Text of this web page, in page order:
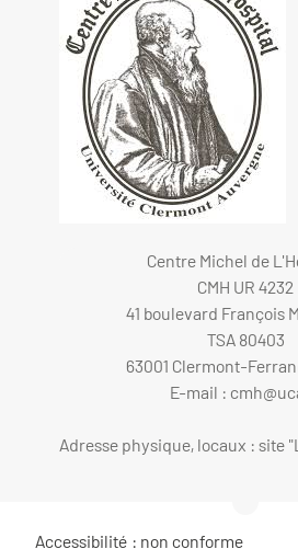
Centre Michel de
CMH UR 4232
41 boulevard François
TSA 80403
63001 Clermont-
E-mail :
Adresse physique, locaux : site
Accessibilité : non conforme